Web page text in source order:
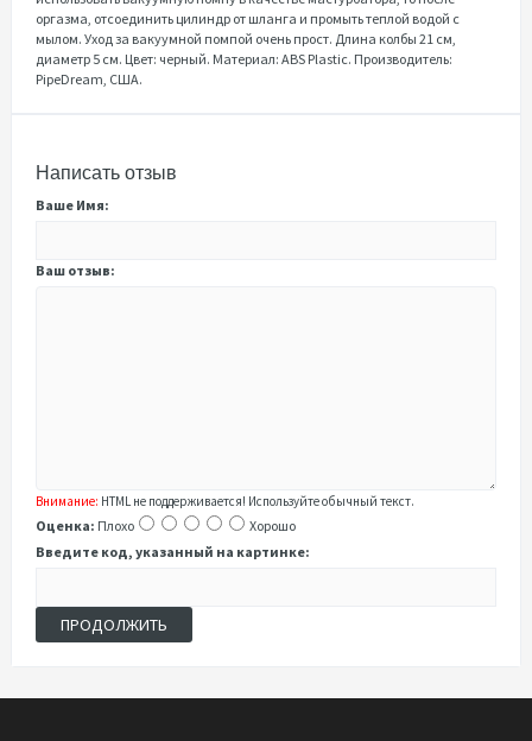
оргазма, отсоединить цилиндр от шланга и промыть теплой водой с
мылом. Уход за вакуумной помпой очень прост. Длина колбы 21 см,
диаметр 5 см. Цвет: черный. Материал: ABS Plastic. Производитель:
PipeDream, США.
Написать отзыв
Ваше Имя:
Ваш отзыв:
Внимание: HTML не поддерживается! Используйте обычный текст.
Оценка: Плохо
Хорошо
Введите код, указанный на картинке:
ПРОДОЛЖИТЬ